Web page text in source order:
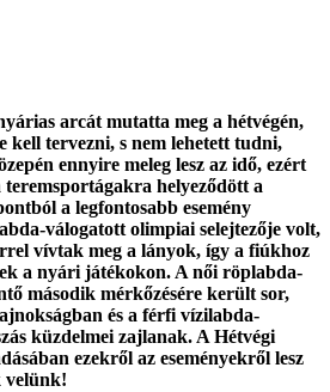
arcát mutatta meg a hétvégén,
kell tervezni, s nem lehetett tudni,
ennyire meleg lesz az idő, ezért
teremsportágakra helyeződött a
a legfontosabb esemény
válogatott olimpiai selejtezője volt,
vívtak meg a lányok, így a fiúkhoz
a nyári játékokon. A női röplabda-
második mérkőzésére került sor,
és a férfi vízilabda-
küzdelmei zajlanak. A Hétvégi
ezekről az eseményekről lesz
velünk!